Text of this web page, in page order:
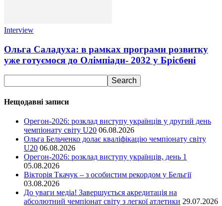
Interview
Ольга Саладуха: в рамках програми розвитку
уже готуємося до Олімпіади- 2032 у Брісбені
Нещодавні записи
Орегон-2026: розклад виступу українців у другий день
чемпіонату світу U20 06.08.2026
Ольга Бельченко долає кваліфікацію чемпіонату світу
U20 06.08.2026
Орегон-2026: розклад виступу українців, день 1
05.08.2026
Вікторія Ткачук – з особистим рекордом у Бельгії
03.08.2026
До уваги медіа! Завершується акредитація на
абсолютний чемпіонат світу з легкої атлетики 29.07.2026